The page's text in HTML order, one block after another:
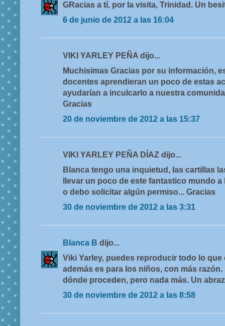
GRacias a tí, por la visita, Trinidad. Un
6 de junio de 2012 a las 16:04
VIKI YARLEY PEÑA dijo...
Muchisimas Gracias por su información,
docentes aprendieran un poco de estas
ayudarían a inculcarlo a nuestra
Gracias
20 de noviembre de 2012 a las 15:37
VIKI YARLEY PEÑA DÍAZ dijo...
Blanca tengo una inquietud, las cartillas
llevar un poco de este fantastico mundo
o debo solicitar algún permiso... Gracias
30 de noviembre de 2012 a las 3:31
Blanca B dijo...
Viki Yarley, puedes reproducir todo lo que
además es para los niños, con más
dónde proceden, pero nada más. Un
30 de noviembre de 2012 a las 8:58